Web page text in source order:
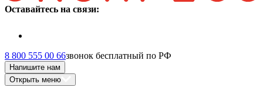
Оставайтесь на связи:
8 800 555 00 66звонок бесплатный по РФ
Напишите нам
Открыть меню